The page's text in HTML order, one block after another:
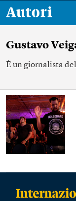
Autori
Gustavo
È un giornalista